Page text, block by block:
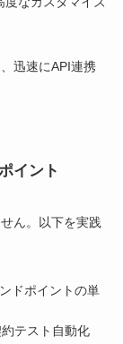
迅速にAPI連携
イント
ん。以下を実践
ドポイントの単
テスト自動化